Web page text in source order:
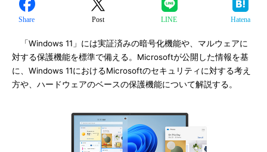
Share Post LINE Hatena
「Windows 11」には実証済みの暗号化機能や、マルウェアに
対する保護機能を標準で備える。Microsoftが公開した情報を基
に、Windows 11におけるMicrosoftのセキュリティに対する考え
方や、ハードウェアのベースの保護機能について解説する。